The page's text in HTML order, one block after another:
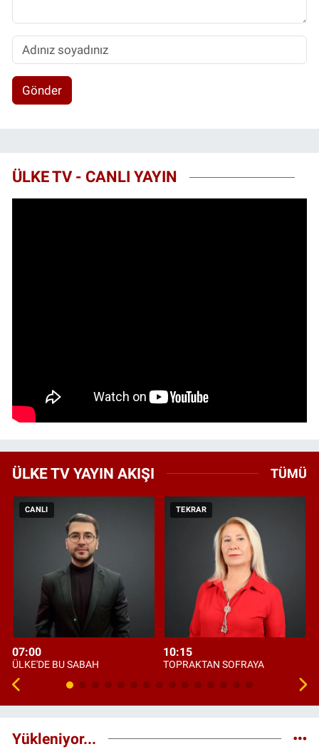
Gönder
ÜLKE TV - CANLI YAYIN
ÜLKE TV YAYIN AKIŞI TÜMÜ
CANLI
07:00
ÜLKE'DE BU SABAH
TEKRAR
10:15
TOPRAKTAN SOFRAYA
Yükleniyor...